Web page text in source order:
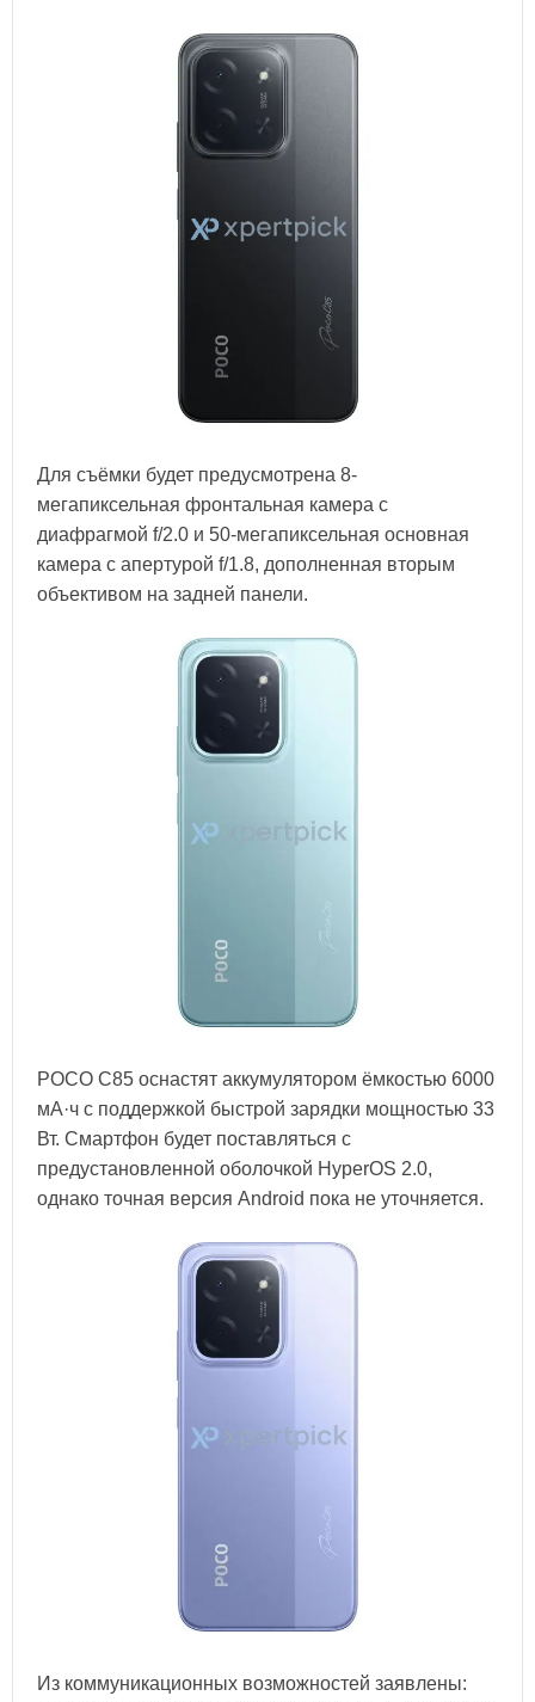
Для съёмки будет предусмотрена 8-
мегапиксельная фронтальная камера с
диафрагмой f/2.0 и 50-мегапиксельная основная
камера с апертурой f/1.8, дополненная вторым
объективом на задней панели.
POCO C85 оснастят аккумулятором ёмкостью 6000
мА·ч с поддержкой быстрой зарядки мощностью 33
Вт. Смартфон будет поставляться с
предустановленной оболочкой HyperOS 2.0,
однако точная версия Android пока не уточняется.
Из коммуникационных возможностей заявлены: